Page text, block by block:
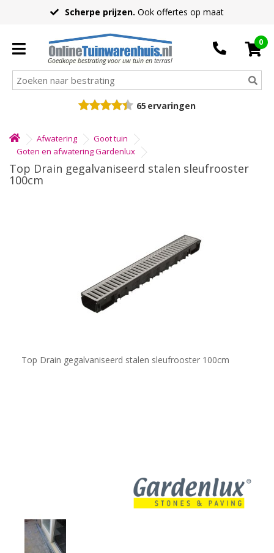
Scherpe prijzen. Ook offertes op maat
Goedkope bestrating voor uw tuin en terras!
0
65 ervaringen
Afwatering
Goot tuin
Goten en afwatering Gardenlux
Top Drain gegalvaniseerd stalen sleufrooster
100cm
Top Drain gegalvaniseerd stalen sleufrooster 100cm